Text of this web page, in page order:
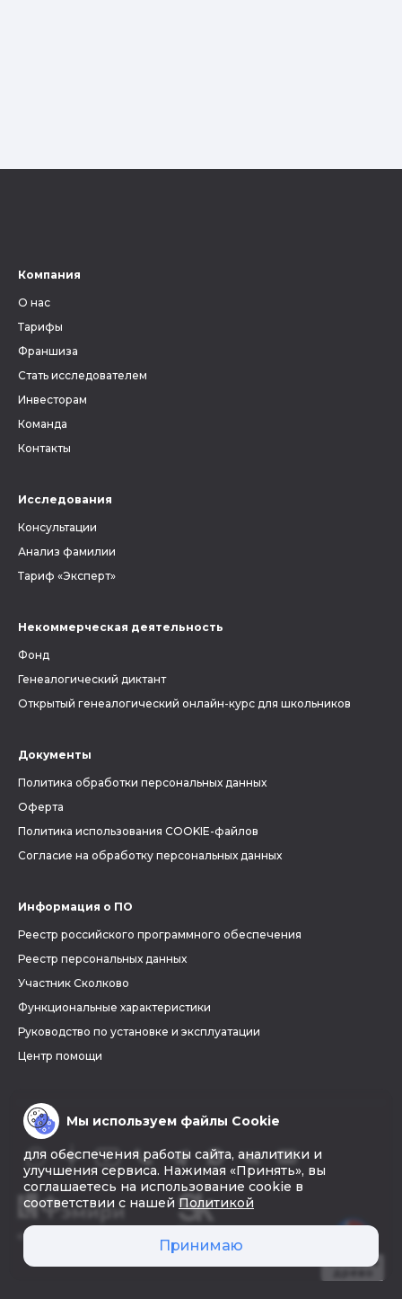
Компания
О нас
Тарифы
Франшиза
Стать исследователем
Инвесторам
Команда
Контакты
Исследования
Консультации
Анализ фамилии
Тариф «Эксперт»
Некоммерческая деятельность
Фонд
Генеалогический диктант
Открытый генеалогический онлайн-курс для школьников
Документы
Политика обработки персональных данных
Оферта
Политика использования COOKIE-файлов
Согласие на обработку персональных данных
Информация о ПО
Реестр российского программного обеспечения
Реестр персональных данных
Участник Сколково
Функциональные характеристики
Руководство по установке и эксплуатации
Центр помощи
© 2026 «Фэмири»
Мы используем файлы Cookie
для обеспечения работы сайта, аналитики и
улучшения сервиса. Нажимая «Принять», вы
соглашаетесь на использование cookie в
соответствии с нашей Политикой
Принимаю
Создать